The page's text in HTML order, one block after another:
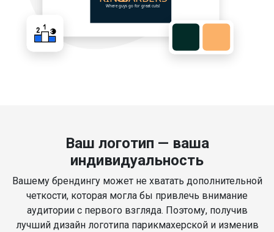
Ваш логотип — ваша
индивидуальность
Вашему брендингу может не хватать дополнительной
четкости, которая могла бы привлечь внимание
аудитории с первого взгляда. Поэтому, получив
лучший дизайн логотипа парикмахерской и изменив